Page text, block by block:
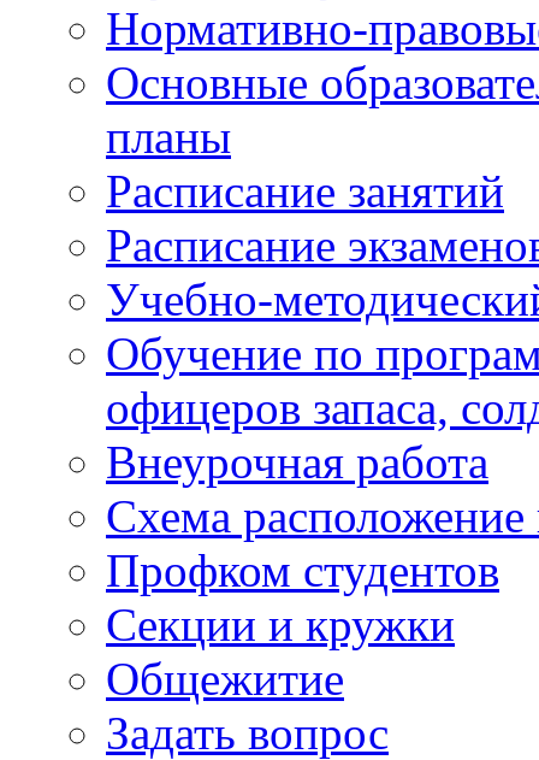
Нормативно-
Основные
планы
Расписание занятий
Расписание
Учебно-
Обучение по
офицеров запаса,
Внеурочная работа
Схема расположение
Профком студентов
Секции и кружки
Общежитие
Задать вопрос